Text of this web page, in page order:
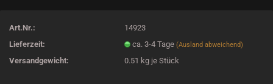
Art.Nr.:
14923
Lieferzeit:
ca. 3-4 Tage(Ausland abweichend)
Versandgewicht: 0.51 kg je Stück